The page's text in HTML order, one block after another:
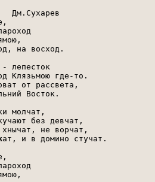
Дм.Сухарев
на восход.
- лепесток
Клязьмою где-то.
от рассвета,
Восток.
молчат,
без девчат,
не ворчат,
и в домино стучат.